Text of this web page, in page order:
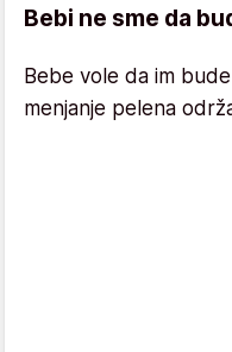
Bebi ne sme da
Bebe vole da im
menjanje pelena